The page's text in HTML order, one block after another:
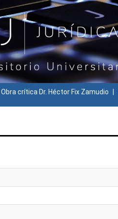
II Obra crítica Dr. Héctor Fix Zamudio